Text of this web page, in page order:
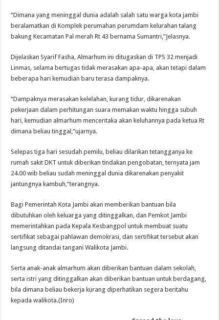
“Dimana yang meninggal dunia adalah salah satu warga kota jambi
beralamatkan di Komplek perumahan perumdam kelurahan talang
bakung Kecamatan Pal merah Rt 43 bernama Sumantri,”Jelasnya.
Dijelaskan Syarif Fasha, Almarhum ini ditugaskan di TPS 32 menjadi
Linmas, selama bertugas tidak merasakan apa-apa, akan tetapi dalam
beberapa hari kemudian baru terasa dampaknya.
“Dampaknya merasakan kelelahan, kurang tidur, dikarenakan
pekerjaan dalam perhitungan suara memakan waktu hingga subuh
hari, kemudian almarhum menceritaka akan keluhannya pada ketua Rt
dimana beliau tinggal,”ujarnya.
Selepas tiga hari sesudah pemilu, beliau dilarikan tetangganya ke
rumah sakit DKT untuk diberikan tindakan pengobatan, ternyata jam
24.00 wib beliau sudah meninggal dunia dikarenakan penyakit
jantungnya kambuh,”terangnya.
Bagi Pemerintah Kota Jambi akan memberikan bantuan bila
dibutuhkan oleh keluarga yang ditinggalkan, dan Pemkot Jambi
memerintahkan pada Kepala Kesbangpol untuk membuat suatu
sertifikat sebagai pahlawan demokrasi, dan sertifikat tersebut akan
langsung ditandai tangani Walikota Jambi.
Serta anak-anak almarhum akan diberikan bantuan dalam sekolah,
serta istri yang ditinggalkan akan diberikan bantuan untuk berdagang,
bila dimana beliau bekerja kurang diperhatikan segera beritahu
kepada walikota.(Inro)